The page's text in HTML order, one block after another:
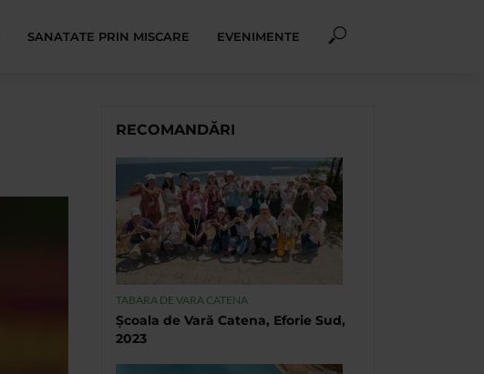
SANATATE PRIN MISCARE EVENIMENTE
RECOMANDĂRI
TABARA DE VARA CATENA
Școala de Vară Catena, Eforie Sud,
2023